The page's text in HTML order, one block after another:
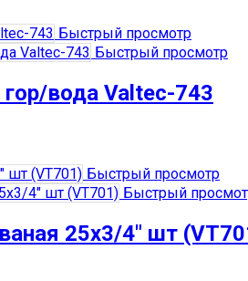
Быстрый просмотр
Быстрый просмотр
вода Valtec-743
Быстрый просмотр
Быстрый
25х3/4″ шт